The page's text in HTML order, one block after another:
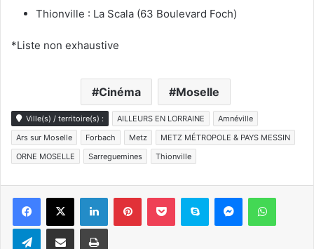
Thionville : La Scala (63 Boulevard Foch)
*Liste non exhaustive
Cinéma Moselle
Ville(s) / territoire(s) : AILLEURS EN LORRAINE
Amnéville
Ars sur Moselle
Forbach Metz
METZ MÉTROPOLE & PAYS MESSIN
ORNE MOSELLE
Sarreguemines Thionville
LinkedinPinterestPocket Skype Messenger
TelegramPartager par e-mail Imprimer